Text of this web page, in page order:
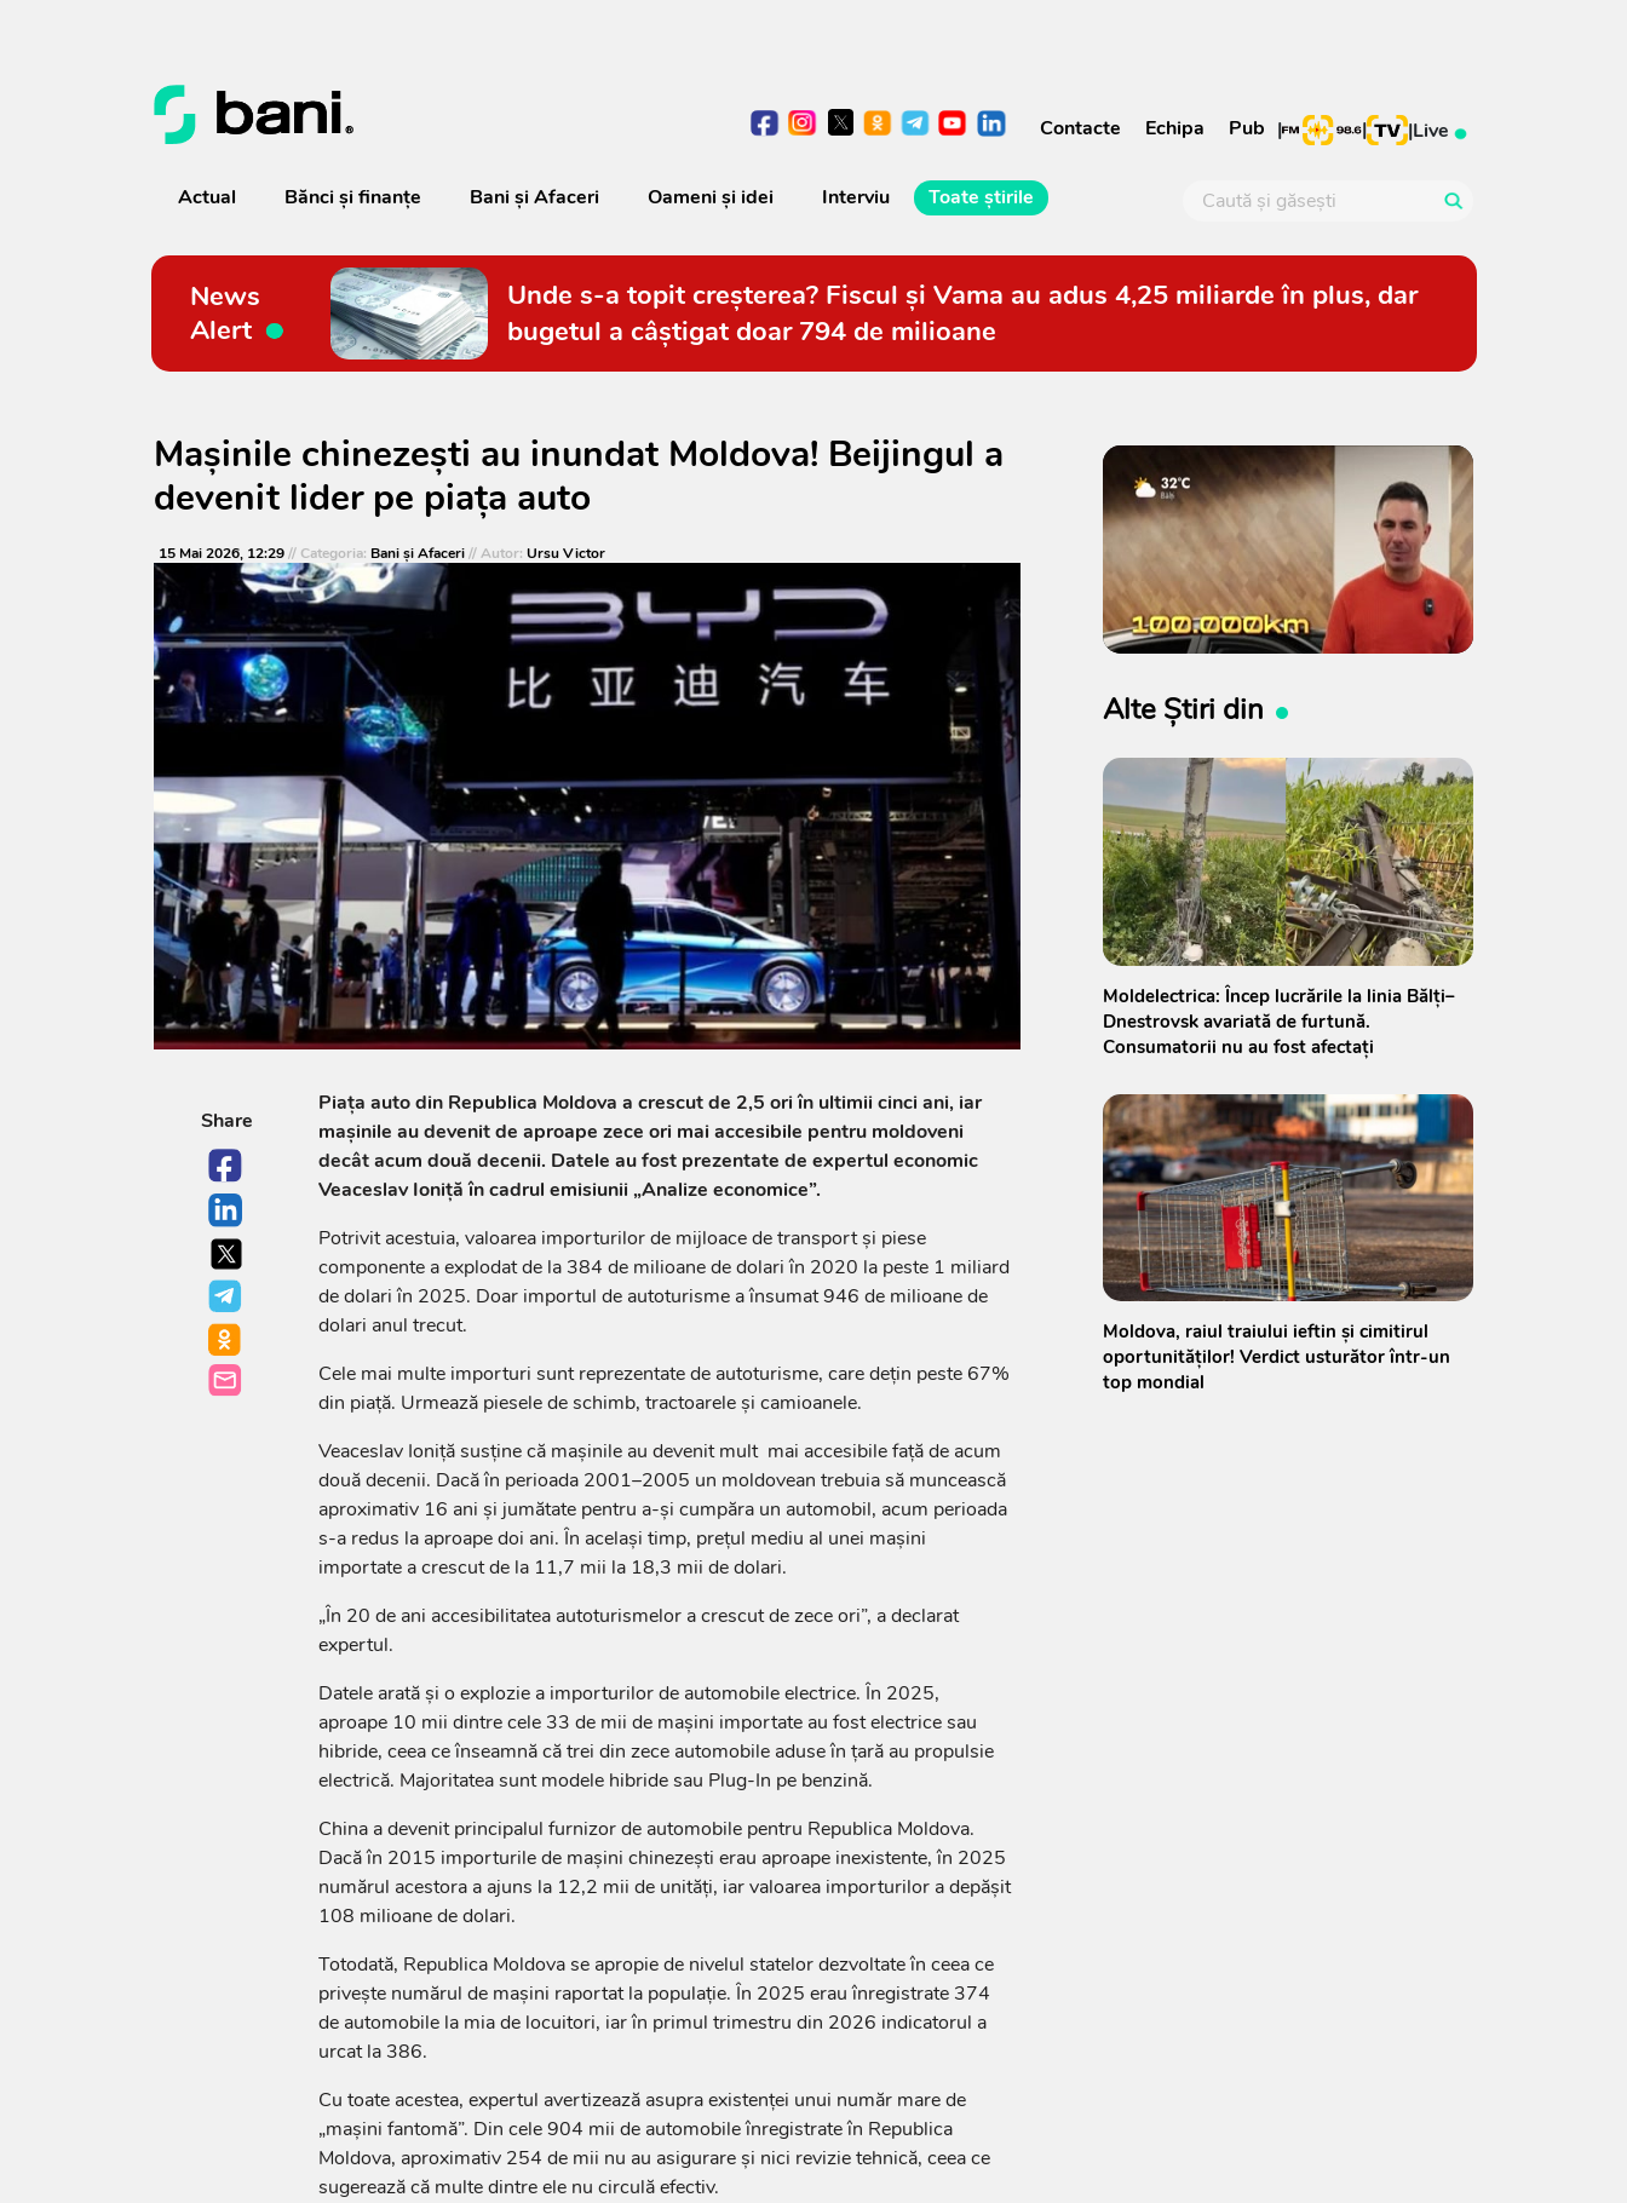
Contacte Echipa Pub | | |Live
Actual Bănci şi finanţe Bani și Afaceri Oameni şi idei Interviu Toate știrile
News
Alert
Unde s-a topit creșterea? Fiscul și Vama au adus 4,25 miliarde în plus, dar
bugetul a câștigat doar 794 de milioane
Mașinile chinezești au inundat Moldova! Beijingul a
devenit lider pe piața auto
15 Mai 2026, 12:29// Categoria: Bani și Afaceri// Autor: Ursu Victor
Share
Piața auto din Republica Moldova a crescut de 2,5 ori în ultimii cinci ani, iar
mașinile au devenit de aproape zece ori mai accesibile pentru moldoveni
decât acum două decenii. Datele au fost prezentate de expertul economic
Veaceslav Ioniță în cadrul emisiunii „Analize economice”.
Potrivit acestuia, valoarea importurilor de mijloace de transport și piese
componente a explodat de la 384 de milioane de dolari în 2020 la peste 1 miliard
de dolari în 2025. Doar importul de autoturisme a însumat 946 de milioane de
dolari anul trecut.
Cele mai multe importuri sunt reprezentate de autoturisme, care dețin peste 67%
din piață. Urmează piesele de schimb, tractoarele și camioanele.
Veaceslav Ioniță susține că mașinile au devenit mult mai accesibile față de acum
două decenii. Dacă în perioada 2001–2005 un moldovean trebuia să muncească
aproximativ 16 ani și jumătate pentru a-și cumpăra un automobil, acum perioada
s-a redus la aproape doi ani. În același timp, prețul mediu al unei mașini
importate a crescut de la 11,7 mii la 18,3 mii de dolari.
„În 20 de ani accesibilitatea autoturismelor a crescut de zece ori”, a declarat
expertul.
Datele arată și o explozie a importurilor de automobile electrice. În 2025,
aproape 10 mii dintre cele 33 de mii de mașini importate au fost electrice sau
hibride, ceea ce înseamnă că trei din zece automobile aduse în țară au propulsie
electrică. Majoritatea sunt modele hibride sau Plug-In pe benzină.
China a devenit principalul furnizor de automobile pentru Republica Moldova.
Dacă în 2015 importurile de mașini chinezești erau aproape inexistente, în 2025
numărul acestora a ajuns la 12,2 mii de unități, iar valoarea importurilor a depășit
108 milioane de dolari.
Totodată, Republica Moldova se apropie de nivelul statelor dezvoltate în ceea ce
privește numărul de mașini raportat la populație. În 2025 erau înregistrate 374
de automobile la mia de locuitori, iar în primul trimestru din 2026 indicatorul a
urcat la 386.
Cu toate acestea, expertul avertizează asupra existenței unui număr mare de
„mașini fantomă”. Din cele 904 mii de automobile înregistrate în Republica
Moldova, aproximativ 254 de mii nu au asigurare și nici revizie tehnică, ceea ce
sugerează că multe dintre ele nu circulă efectiv.
Alte Știri din
Moldelectrica: Încep lucrările la linia Bălți–
Dnestrovsk avariată de furtună.
Consumatorii nu au fost afectați
Moldova, raiul traiului ieftin și cimitirul
oportunităților! Verdict usturător într-un
top mondial